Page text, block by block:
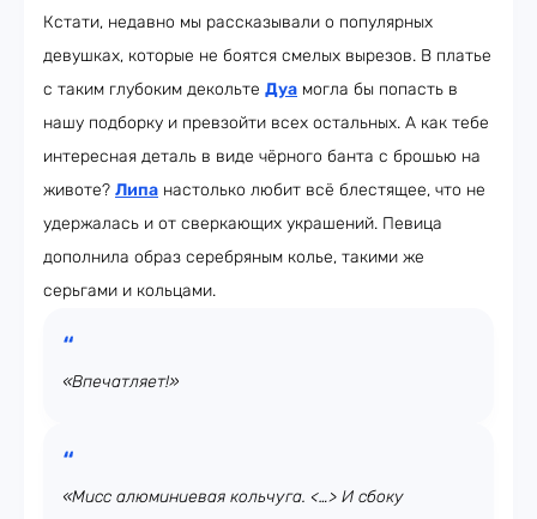
Кстати, недавно мы рассказывали о популярных
девушках, которые не боятся смелых вырезов. В платье
с таким глубоким декольте Дуа могла бы попасть в
нашу подборку и превзойти всех остальных. А как тебе
интересная деталь в виде чёрного банта с брошью на
животе? Липа настолько любит всё блестящее, что не
удержалась и от сверкающих украшений. Певица
дополнила образ серебряным колье, такими же
серьгами и кольцами.
«Впечатляет!»
«Мисс алюминиевая кольчуга. <…> И сбоку